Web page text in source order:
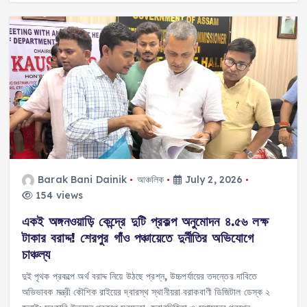
c
e
b
o
o
k
a
ts
A
p
p
re
a
d
s
p
y
Li
n
k
ai
l
a
re
Barak Bani Dainik আঞ্চলিক
July 2, 2026
154 views
একই অঙ্গনওয়াড়ি কেন্দ্রে দুটি প্রকল্প অনুমোদন ৪.৫৬ লক্ষ
টাকার বরাদ্দ! শেরপুর গাঁও পঞ্চায়েতে দুর্নীতির অভিযোগে
চাঞ্চল্য
দুই পৃথক প্রকল্পে অর্থ বরাদ্দ নিয়ে উঠছে প্রশ্ন, উচ্চপর্যায়ের তদন্তের দাবিতে
অভিভাবক মন্ত্রী কৌশিক রাইয়ের দ্বারস্থ স্থানীয়রা বরাকবাণী ডিজিটাল ডেস্ক ২